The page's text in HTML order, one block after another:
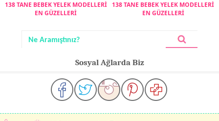
138 TANE BEBEK YELEK MODELLERİ
EN GÜZELLERİ
138 TANE BEBEK YELEK MODELLERİ
EN GÜZELLERİ
Sosyal Ağlarda Biz